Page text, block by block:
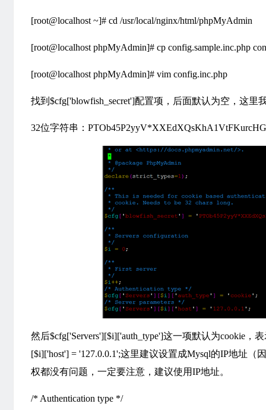
[root@localhost ~]# cd /usr/local/nginx/html/phpMyAdmin
[root@localhost phpMyAdmin]# cp config.sample.inc.php
[root@localhost phpMyAdmin]# vim config.inc.php
找到$cfg['blowfish_secret']配置项，后面默认为空，这
32位字符串：PTOb45P2yyV*XXEdXQsKhA1VtFKurcHG
然后$cfg['Servers'][$i]['auth_type']这一项默认为cookie
[$i]['host'] = '127.0.0.1';这里建议设置成Mysql的IP地址
权都没有问题，一定要注意，建议使用IP地址。
/* Authentication type */